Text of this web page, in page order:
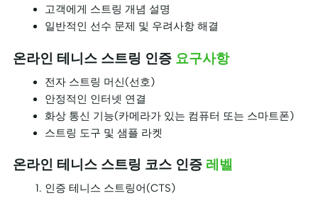
고객에게 스트링 개념 설명
일반적인 선수 문제 및 우려사항 해결
온라인 테니스 스트링 인증 요구사항
전자 스트링 머신(선호)
안정적인 인터넷 연결
화상 통신 기능(카메라가 있는 컴퓨터 또는 스마트폰)
스트링 도구 및 샘플 라켓
온라인 테니스 스트링 코스 인증 레벨
인증 테니스 스트링어(CTS)